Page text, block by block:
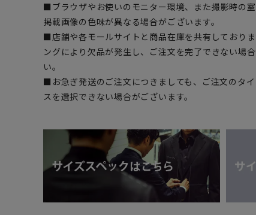
■ブラウザやお使いのモニター環境、また撮影時の
掲載画像の色味が異なる場合がございます。
■店舗や各モールサイトと商品在庫を共有しており
ングにより欠品が発生し、ご注文を完了できない場
い。
■お急ぎ発送のご注文につきましても、ご注文のタ
スを選択できない場合がございます。